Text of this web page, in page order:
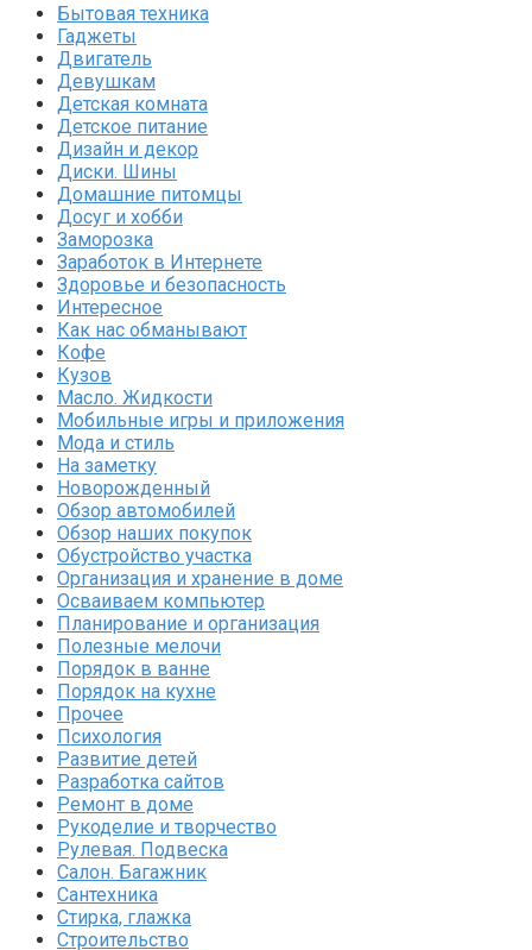
Бытовая техника
Гаджеты
Двигатель
Девушкам
Детская комната
Детское питание
Дизайн и декор
Диски. Шины
Домашние питомцы
Досуг и хобби
Заморозка
Заработок в Интернете
Здоровье и безопасность
Интересное
Как нас обманывают
Кофе
Кузов
Масло. Жидкости
Мобильные игры и приложения
Мода и стиль
На заметку
Новорожденный
Обзор автомобилей
Обзор наших покупок
Обустройство участка
Организация и хранение в доме
Осваиваем компьютер
Планирование и организация
Полезные мелочи
Порядок в ванне
Порядок на кухне
Прочее
Психология
Развитие детей
Разработка сайтов
Ремонт в доме
Рукоделие и творчество
Рулевая. Подвеска
Салон. Багажник
Сантехника
Стирка, глажка
Строительство